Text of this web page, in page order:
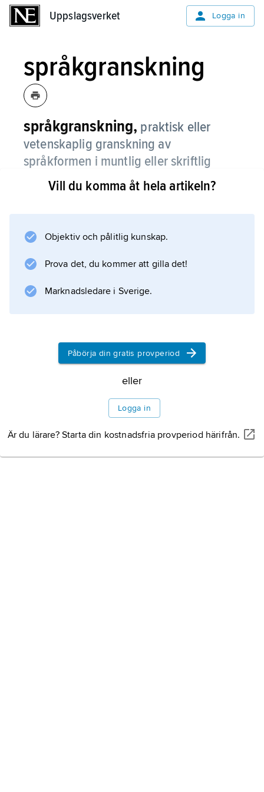
Uppslagsverket Logga in
språkgranskning
språkgranskning, praktisk eller
vetenskaplig granskning av
språkformen i muntlig eller skriftlig
framställning.
Vill du komma åt hela artikeln?
Objektiv och pålitlig kunskap.
Prova det, du kommer att gilla det!
Marknadsledare i Sverige.
Påbörja din gratis provperiod
eller
Logga in
Är du lärare? Starta din kostnadsfria provperiod härifrån.